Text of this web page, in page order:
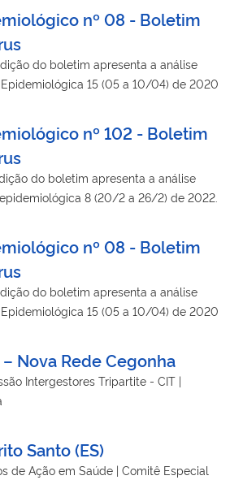
nº 08 - Boletim
do boletim apresenta a análise
15 (05 a 10/04) de 2020
nº 102 - Boletim
do boletim apresenta a análise
8 (20/2 a 26/2) de 2022.
nº 08 - Boletim
do boletim apresenta a análise
15 (05 a 10/04) de 2020
Nova Rede Cegonha
Intergestores Tripartite - CIT |
Santo (ES)
de Ação em Saúde | Comitê Especial